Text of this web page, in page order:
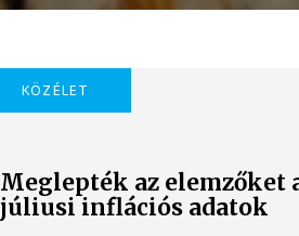
KÖZÉLET
Meglepték az elemzőket
júliusi inflációs adatok